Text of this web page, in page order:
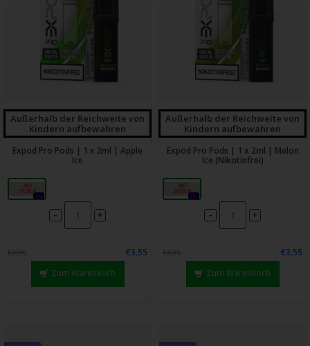
Außerhalb der Reichweite von
Kindern aufbewahren
Expod Pro Pods | 1 x 2ml | Apple
Ice
20mg
0x
- +
€3,95
€3,55
Zum Warenkorb
Außerhalb der Reichweite von
Kindern aufbewahren
Expod Pro Pods | 1 x 2ml | Melon
Ice (Nikotinfrei)
0mg
0x
- +
€3,95
€3,55
Zum Warenkorb